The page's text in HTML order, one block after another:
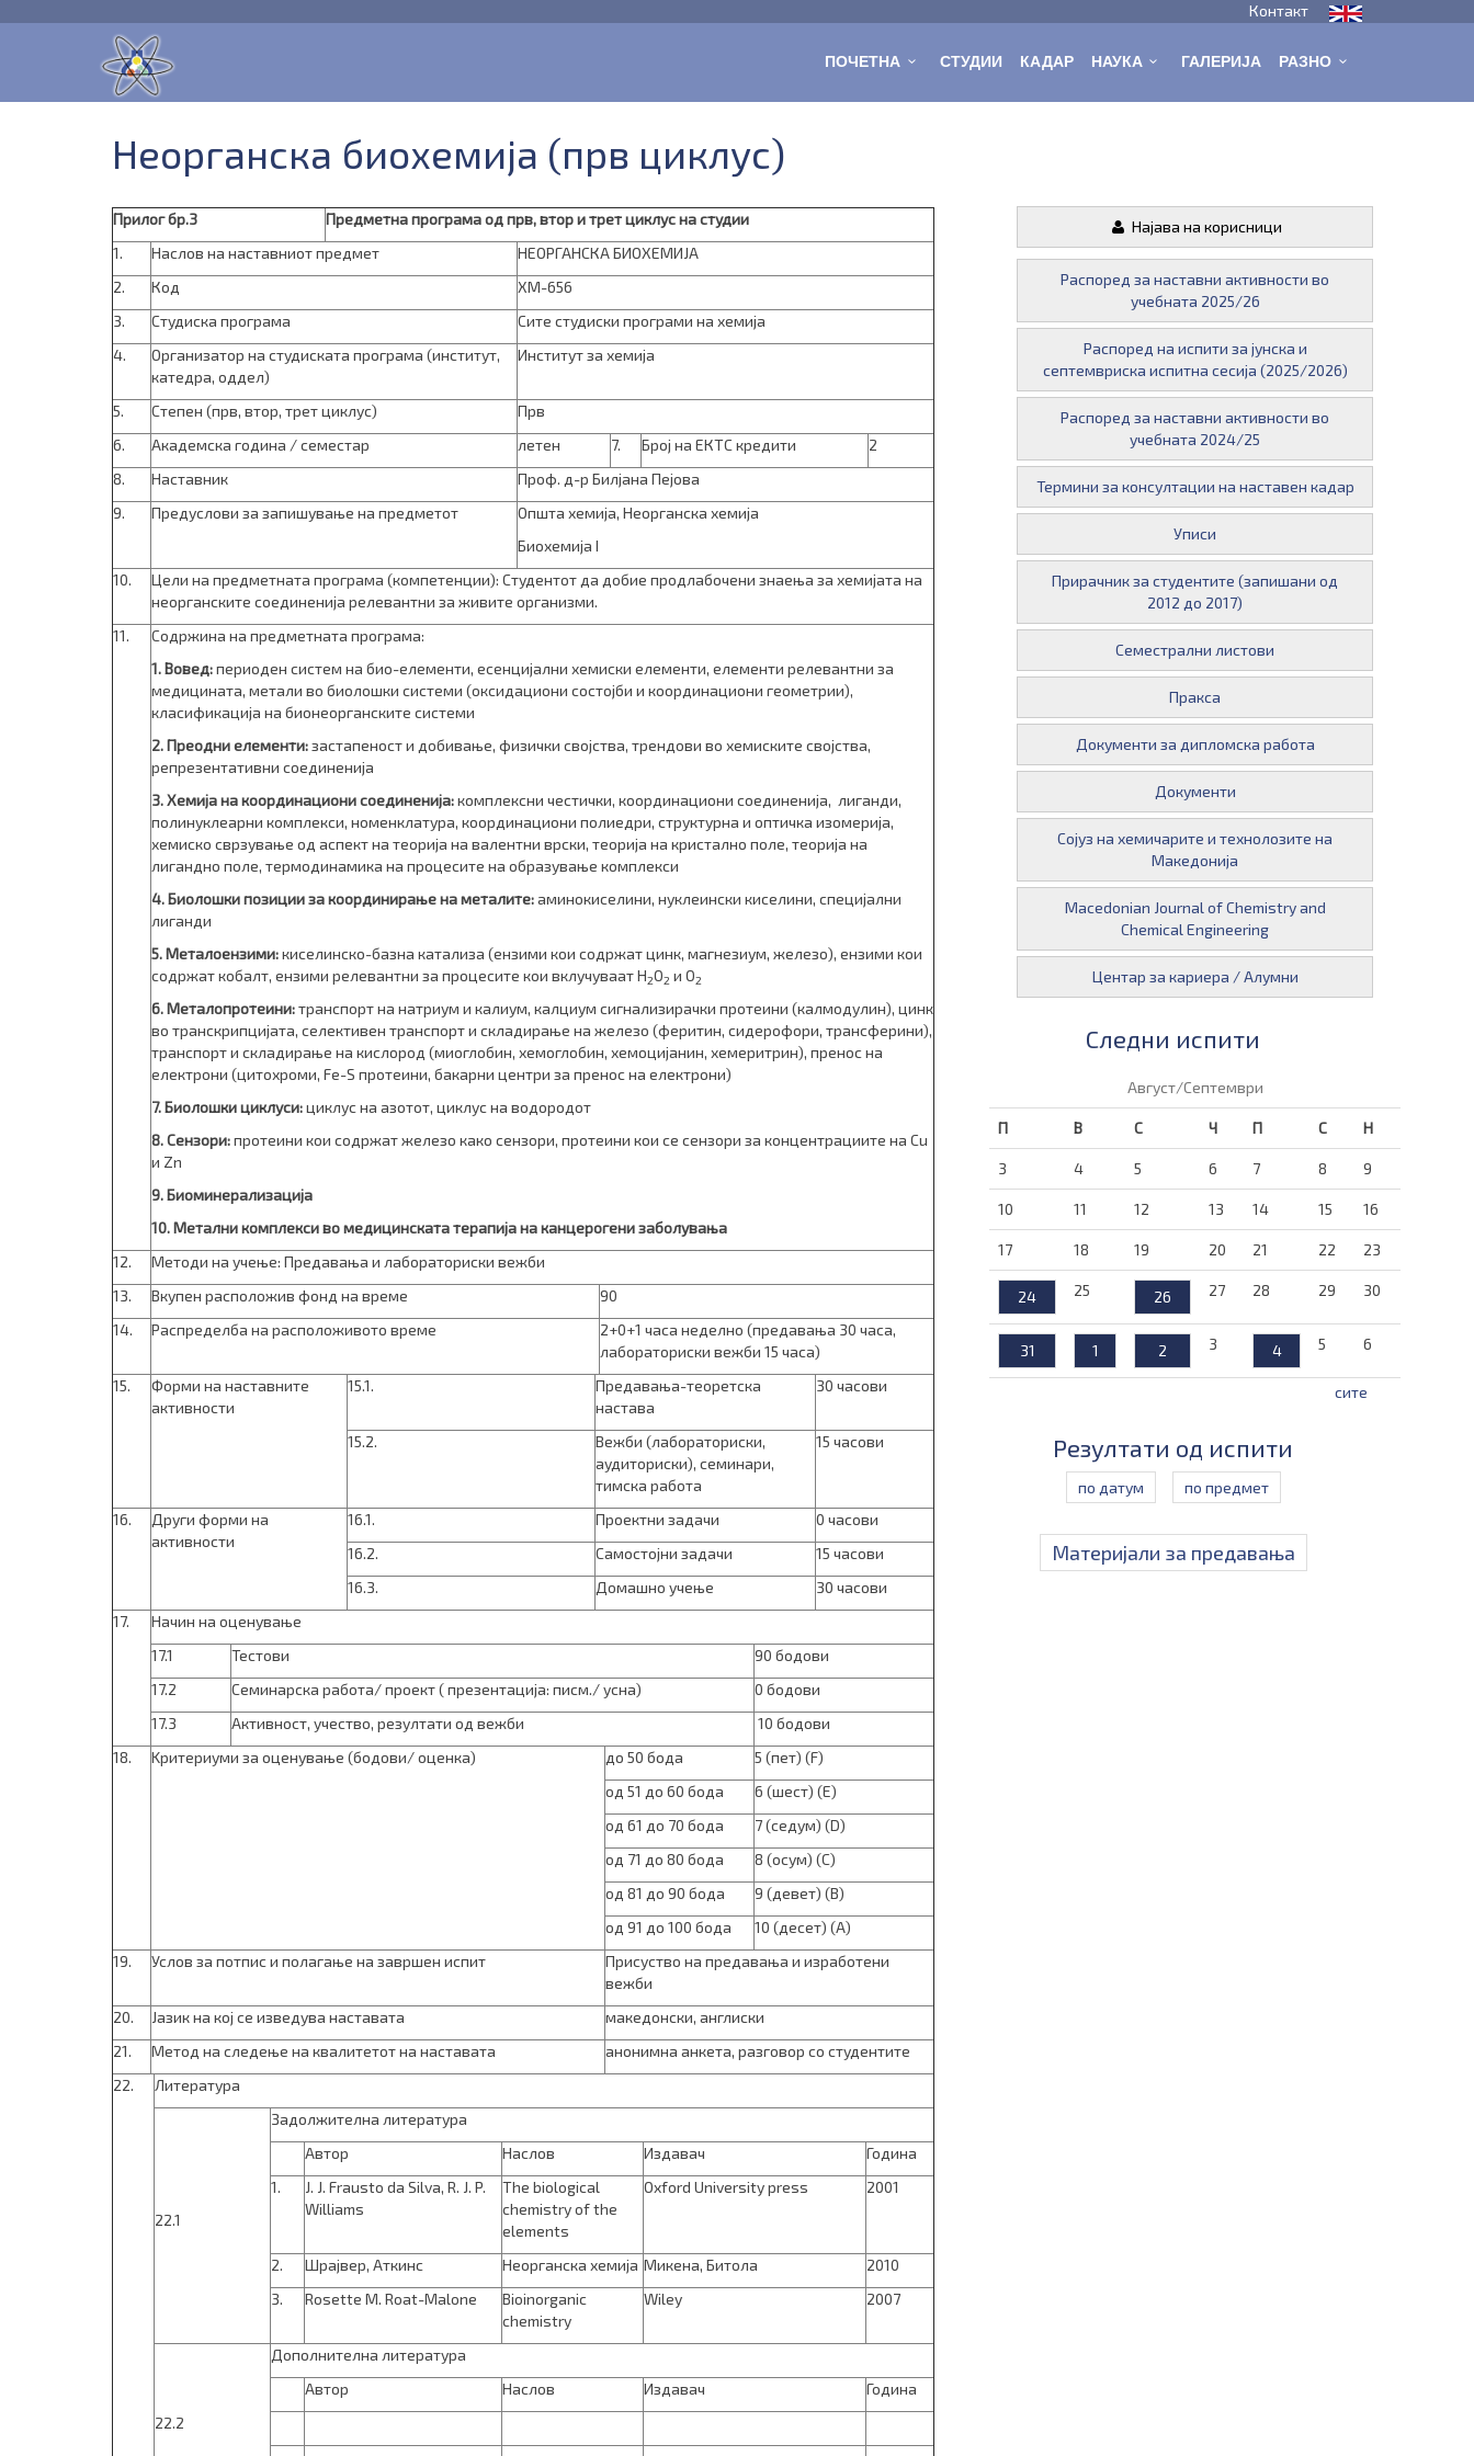
Контакт
ПОЧЕТНА СТУДИИ КАДАР НАУКА ГАЛЕРИЈА РАЗНО
Неорганска биохемија (прв циклус)
Прилог бр.3
Предметна програма од прв, втор и трет циклус на студии
1.
Наслов на наставниот предмет
НЕОРГАНСКА БИОХЕМИЈА
2.
Код
ХМ-656
3.
Студиска програма
Сите студиски програми на хемија
4.
Организатор на студиската програма (институт,
катедра, оддел)
Институт за хемија
5. Степен (прв, втор, трет циклус)
Прв
6.
Академска година / семестар летен 7. Број на ЕКТС кредити
2
8.
Наставник
Проф. д-р Билјана Пејова
9.
Предуслови за запишување на предметот
Општа хемија, Неорганска хемија
Биохемија I
10.
Цели на предметната програма (компетенции): Студентот да добие продлабочени знаења за хемијата на
неорганските соединенија релевантни за живите организми.
11.
Содржина на предметната програма:
1. Вовед:периоден систем на био-елементи, есенцијални хемиски елементи, елементи релевантни за
медицината, метали во биолошки системи (оксидациони состојби и координациони геометрии),
класификација на бионеорганските системи
2. Преодни елементи:застапеност и добивање, физички својства, трендови во хемиските својства,
репрезентативни соединенија
3. Хемија на координациони соединенија:комплексни честички, координациони соединенија, лиганди,
полинуклеарни комплекси, номенклатура, координациони полиедри, структурна и оптичка изомерија,
хемиско сврзување од аспект на теорија на валентни врски, теорија на кристално поле, теорија на
лигандно по­ле, термодинамика на процесите на образување комплекси
4. Биолошки позиции за координирање на металите:аминокиселини, нуклеински киселини, специјални
лиганди
5. Металоензими:киселинско-базна катализа (ензими кои содржат цинк, магнезиум, железо), ензими кои
содржат кобалт, ензими релевантни за процесите кои вклучуваат H2O2 и O2
6. Металопротеини:транспорт на натриум и калиум, калциум сигнализирачки протеини (калмодулин), цинк
во транскрипцијата, селективен транспорт и складирање на железо (феритин, сидерофори, трансферини),
транспорт и складирање на кислород (миоглобин, хемоглобин, хемоцијанин, хемеритрин), пренос на
електрони (цитохроми, Fe-S протеини, бакарни центри за пренос на електрони)
7. Биолошки циклуси:циклус на азотот, циклус на водородот
8. Сензори:протеини кои содржат железо како сензори, протеини кои се сензори за концентрациите на Cu
и Zn
9. Биоминерализација
10. Метални комплекси во медицинската терапија на канцерогени заболувања
12.
Методи на учење: Предавања и лабораториски вежби
13.
Вкупен расположив фонд на време
90
14.
Распределба на расположивото време
2+0+1 часа неделно (предавања 30 часа,
лабораториски вежби 15 часа)
15.
Форми на наставните
активности
15.1.
Предавања-теоретска
настава
30 часови
15.2.
Вежби (лабораториски,
аудито­риски), семинари,
тимска работа
15 часови
16.
Други форми на
активности
16.1. Проектни задачи
0 часови
16.2.
Самостојни задачи
15 часови
16.3.
Домашно учење
30 часови
17.
Начин на оценување
17.1
Тестови
90 бодови
17.2
Семинарска работа/ проект ( презентација: писм./ усна)
0 бодови
17.3
Активност, учество, резултати од вежби
10 бодови
18.
Kритериуми за оценување (бодови/ оценка) до 50 бода
5 (пет) (F)
од 51 до 60 бода
6 (шест) (E)
од 61 до 70 бода
7 (седум) (D)
од 71 до 80 бода
8 (осум) (C)
од 81 до 90 бода
9 (девет) (B)
од 91 до 100 бода
10 (десет) (A)
19.
Услов за потпис и полагање на завршен испит
Присуство на предавања и изработени
вежби
20.
Јазик на кој се изведува наставата
македонски, англиски
21.
Метод на следење на квалитетот на наставата
анонимна анкета, разговор со студентите
22.
Литература
22.1
Задолжителна литература
Автор
Наслов Издавач
Година
1.
J. J. Frausto da Silva, R. J. P.
Williams
The biological
chemistry of the
elements
Oxford University press 2001
2. Шрајвер, Аткинс Неорганска хемија Микена, Битола
2010
3.
Rosette M. Roat-Malone
Bioinorganic
chemistry
Wiley 2007
22.2
Дополнителна литература
Автор
Наслов Издавач Година
Најава на корисници
Распоред за наставни активности во
учебната 2025/26
Распоред на испити за јунска и
септемвриска испитна сесија (2025/2026)
Распоред за наставни активности во
учебната 2024/25
Термини за консултации на наставен кадар
Уписи
Прирачник за студентите (запишани од
2012 до 2017)
Семестрални листови
Пракса
Документи за дипломска работа
Документи
Сојуз на хемичарите и технолозите на
Македонија
Macedonian Journal of Chemistry and
Chemical Engineering
Центар за кариера / Алумни
Следни испити
Август/Септември
П В С Ч П С Н
3 4 5 6 7 8 9
10 11 12 13 14 15 16
17 18 19 20 21 22 23
24 25 26 27 28 29 30
31 1 2 3 4 5 6
сите
Резултати од испити
по датум по предмет
Материјали за предавања